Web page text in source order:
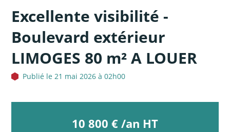
Excellente visibilité -
Boulevard extérieur
LIMOGES 80 m² A LOUER
Publié le 21 mai 2026 à 02h00
10 800 € /an HT